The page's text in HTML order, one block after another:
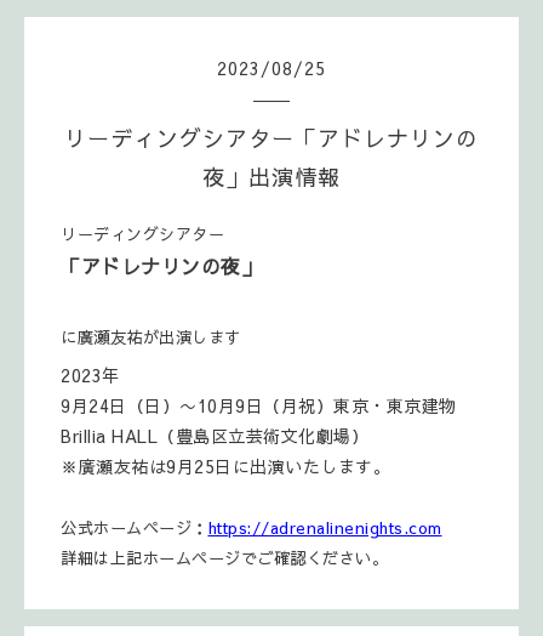
2023 /08/25
リーディングシアター「アドレナリンの
夜」出演情報
リーディングシアター
「アドレナリンの夜」
に廣瀬友祐が出演します
2023年
9月24日（日）〜10月9日（月祝）東京・東京建物
Brillia HALL（豊島区立芸術文化劇場）
※廣瀬友祐は9月25日に出演いたします。
公式ホームページ： https://adrenalinenights.com
詳細は上記ホームページでご確認ください。